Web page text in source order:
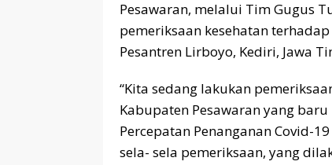
Pesawaran, melalui Tim Gugus
pemeriksaan kesehatan
Pesantren Lirboyo, Kediri, Jawa
“Kita sedang lakukan
Kabupaten Pesawaran yang
Percepatan Penanganan Covid-
sela- sela pemeriksaan, yang